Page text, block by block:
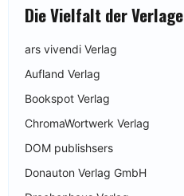
Die Vielfalt der Verlage
ars vivendi Verlag
Aufland Verlag
Bookspot Verlag
ChromaWortwerk Verlag
DOM publishsers
Donauton Verlag GmbH